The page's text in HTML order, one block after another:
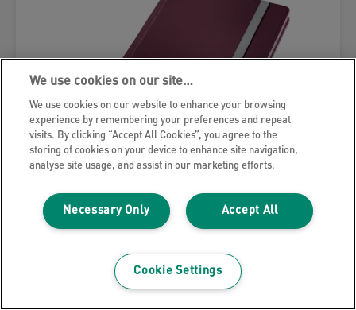
deskami, linkovaný
We use cookies on our site…
We use cookies on our website to enhance your browsing
experience by remembering your preferences and repeat
visits. By clicking “Accept All Cookies”, you agree to the
storing of cookies on your device to enhance site navigation,
analyse site usage, and assist in our marketing efforts.
Accept All
Necessary Only
Cookie Settings